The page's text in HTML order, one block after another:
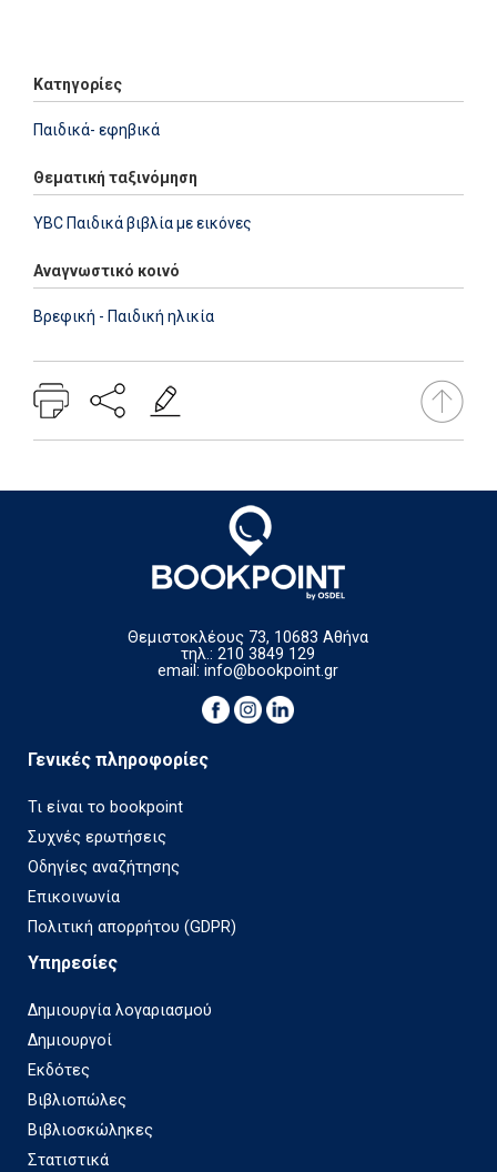
Κατηγορίες
Παιδικά- εφηβικά
Θεματική ταξινόμηση
YBC Παιδικά βιβλία με εικόνες
Αναγνωστικό κοινό
Βρεφική - Παιδική ηλικία
Θεμιστοκλέους 73, 10683 Αθήνα
τηλ.: 210 3849 129
email:info@bookpoint.gr
Γενικές πληροφορίες
Τι είναι το bookpoint
Συχνές ερωτήσεις
Οδηγίες αναζήτησης
Επικοινωνία
Πολιτική απορρήτου (GDPR)
Υπηρεσίες
Δημιουργία λογαριασμού
Δημιουργοί
Εκδότες
Βιβλιοπώλες
Βιβλιοσκώληκες
Στατιστικά